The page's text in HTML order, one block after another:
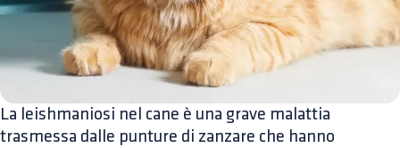
La leishmaniosi nel cane è una grave malattia
trasmessa dalle punture di zanzare che hanno